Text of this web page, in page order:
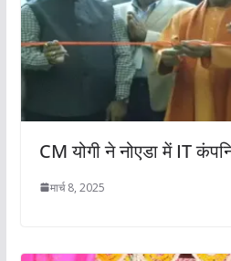
CM योगी ने नोएडा में IT
मार्च 8, 2025